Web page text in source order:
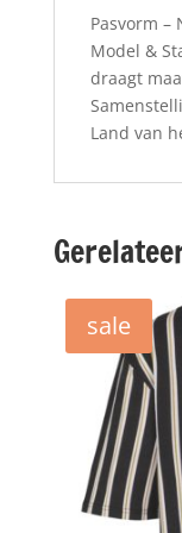
Pasvorm –
Model &
draagt
Land van
sale